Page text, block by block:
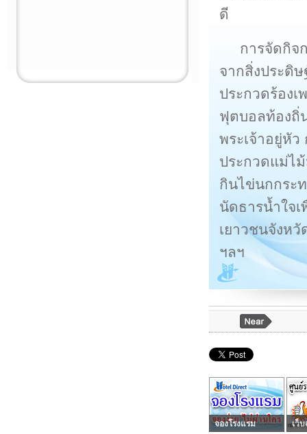
ดี
การจัดกิจ
จากสิ่งประดิ
ประกวดร้อง
ฟุตบอลท้องถิ่
พระเจ้าอยู่หัว
ประกวดแม่ไ
กินไข่นกกระ
นัดธารน้ำใจ
เยาวชนจังห
ฯลฯ
จองโรงแรม เว็บ